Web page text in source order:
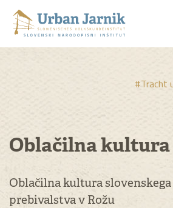
#Tracht
Oblačilna kultura
Oblačilna kultura
prebivalstva v Rožu